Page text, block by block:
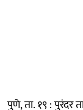
पुणे, ता. १९ : पुरंदर